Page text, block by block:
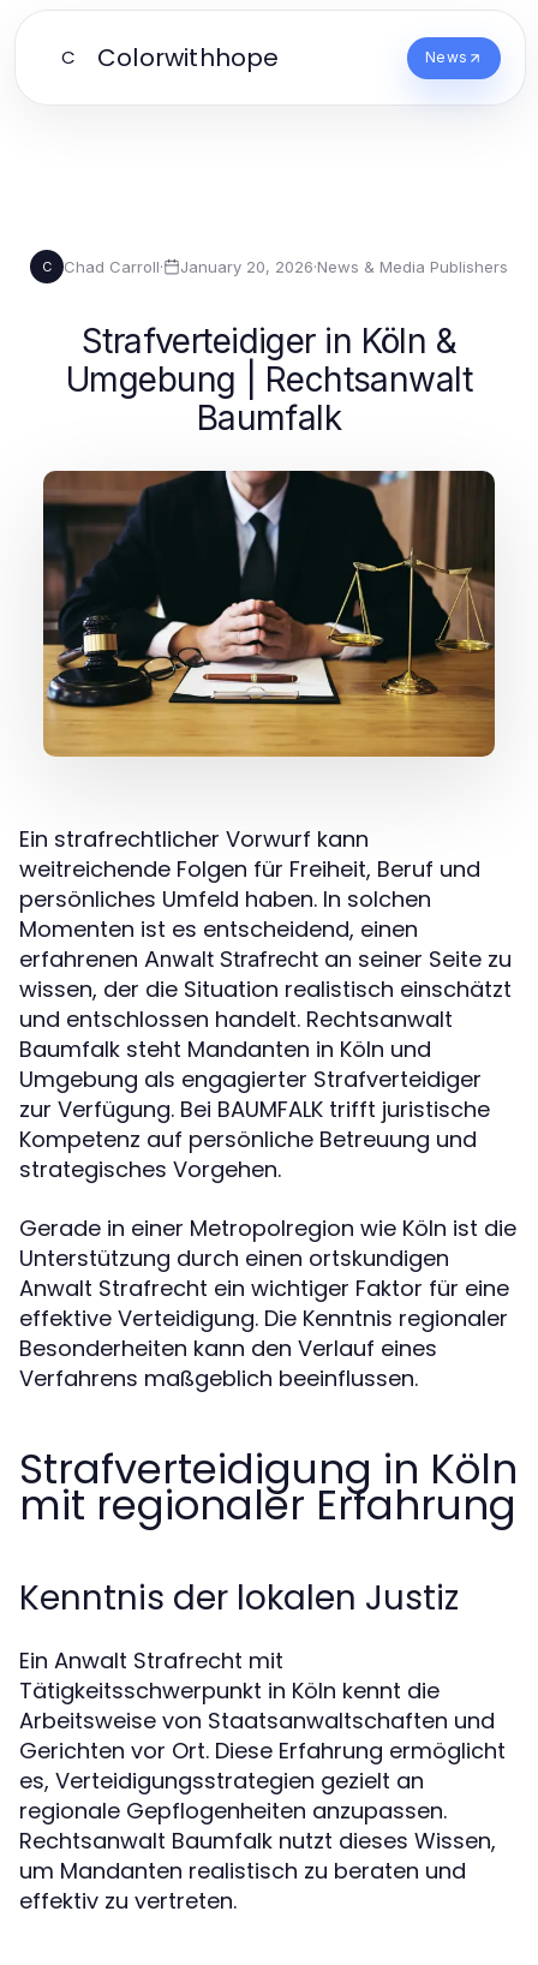
C Colorwithhope News
C Chad Carroll· January 20, 2026·News & Media Publishers
Strafverteidiger in Köln &
Umgebung | Rechtsanwalt
Baumfalk
Ein strafrechtlicher Vorwurf kann
weitreichende Folgen für Freiheit, Beruf und
persönliches Umfeld haben. In solchen
Momenten ist es entscheidend, einen
erfahrenen Anwalt Strafrecht an seiner Seite zu
wissen, der die Situation realistisch einschätzt
und entschlossen handelt. Rechtsanwalt
Baumfalk steht Mandanten in Köln und
Umgebung als engagierter Strafverteidiger
zur Verfügung. Bei BAUMFALK trifft juristische
Kompetenz auf persönliche Betreuung und
strategisches Vorgehen.
Gerade in einer Metropolregion wie Köln ist die
Unterstützung durch einen ortskundigen
Anwalt Strafrecht ein wichtiger Faktor für eine
effektive Verteidigung. Die Kenntnis regionaler
Besonderheiten kann den Verlauf eines
Verfahrens maßgeblich beeinflussen.
Strafverteidigung in Köln
mit regionaler Erfahrung
Kenntnis der lokalen Justiz
Ein Anwalt Strafrecht mit
Tätigkeitsschwerpunkt in Köln kennt die
Arbeitsweise von Staatsanwaltschaften und
Gerichten vor Ort. Diese Erfahrung ermöglicht
es, Verteidigungsstrategien gezielt an
regionale Gepflogenheiten anzupassen.
Rechtsanwalt Baumfalk nutzt dieses Wissen,
um Mandanten realistisch zu beraten und
effektiv zu vertreten.